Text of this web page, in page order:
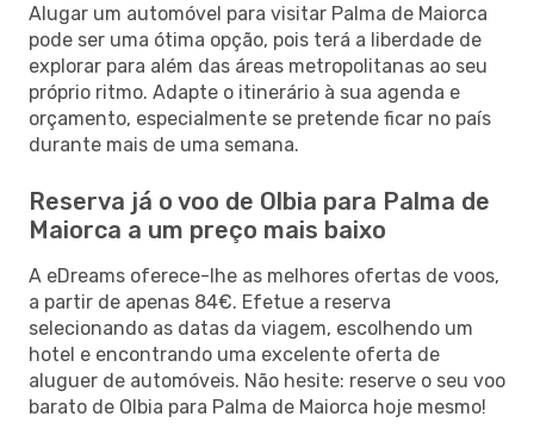
Alugar um automóvel para visitar Palma de Maiorca
pode ser uma ótima opção, pois terá a liberdade de
explorar para além das áreas metropolitanas ao seu
próprio ritmo. Adapte o itinerário à sua agenda e
orçamento, especialmente se pretende ficar no país
durante mais de uma semana.
Reserva já o voo de Olbia para Palma de
Maiorca a um preço mais baixo
A eDreams oferece-lhe as melhores ofertas de voos,
a partir de apenas 84€. Efetue a reserva
selecionando as datas da viagem, escolhendo um
hotel e encontrando uma excelente oferta de
aluguer de automóveis. Não hesite: reserve o seu voo
barato de Olbia para Palma de Maiorca hoje mesmo!